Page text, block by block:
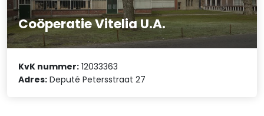
Coöperatie Vitelia U.A.
KvK nummer: 12033363
Adres: Deputé Petersstraat 27